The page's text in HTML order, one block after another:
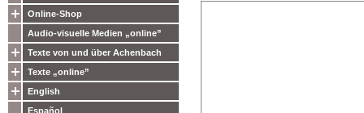
Online-Shop
Audio-visuelle Medien „online”
Texte von und über Achenbach
Texte „online”
English
Español